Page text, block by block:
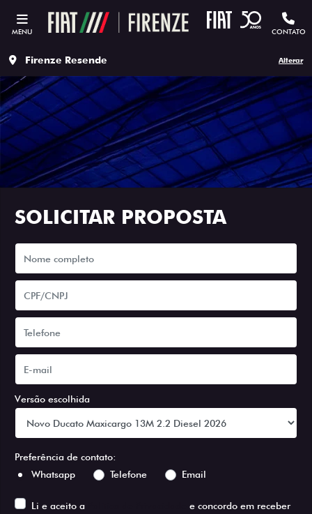
MENU CONTATO
Firenze Resende Alterar
SOLICITAR PROPOSTA
Versão escolhida
Preferência de contato:
Whatsapp
Telefone Email
Li e aceito a
e concordo em receber